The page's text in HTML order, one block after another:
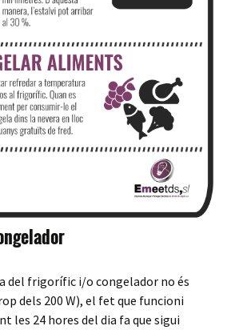
del frigorífic i/o congelador no és
dels 200 W), el fet que funcioni
les 24 hores del dia fa que sigui